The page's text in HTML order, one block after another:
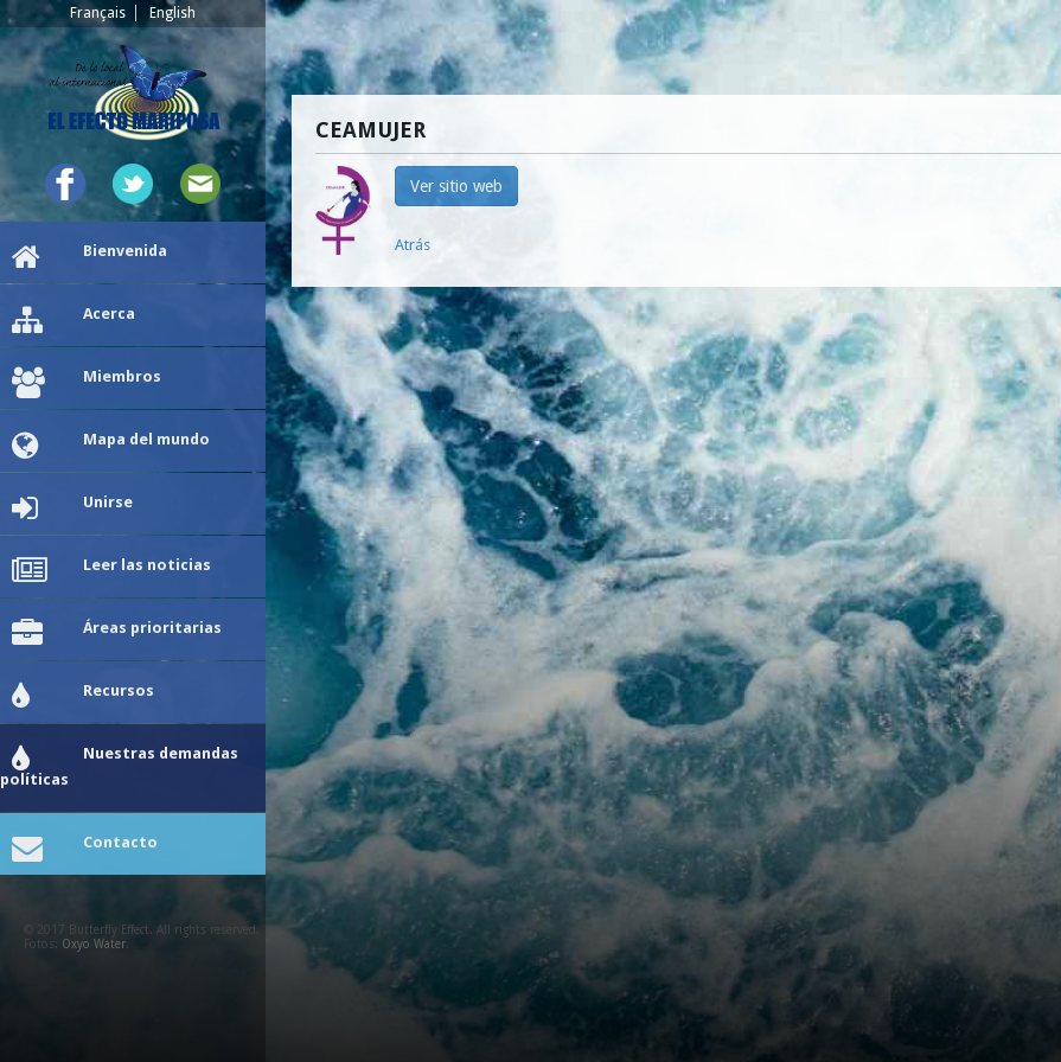
Français English
Bienvenida
Acerca
Miembros
Mapa del mundo
Unirse
Leer las noticias
Áreas prioritarias
Recursos
Nuestras demandas
políticas
Contacto
© 2017 Butterfly Effect. All rights reserved.
Fotos: Oxyo Water
CEAMUJER
Ver sitio web
Atrás